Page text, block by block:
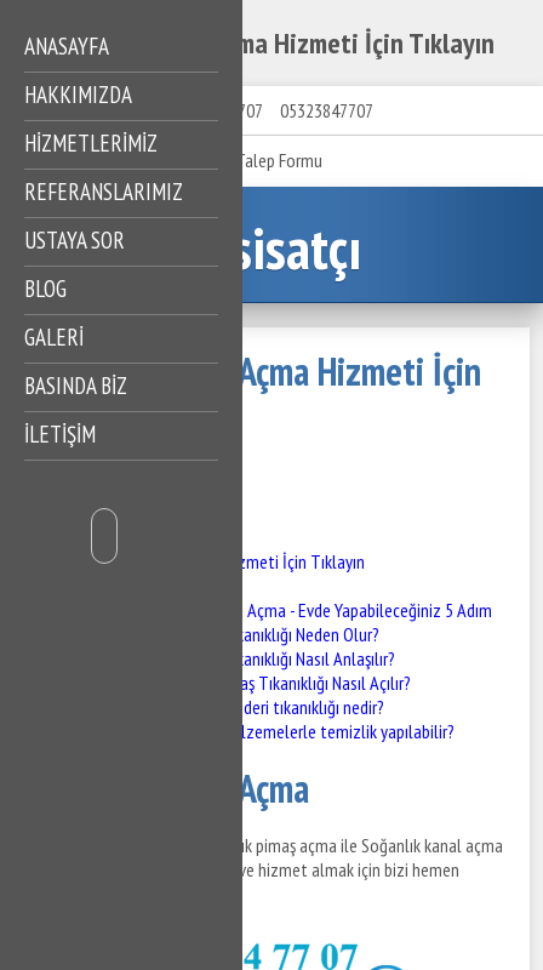
Soğanlık Gider Açma Hizmeti İçin Tıklayın
ANASAYFA
HAKKIMIZDA
HIZMETLERIMIZ
REFERANSLARIMIZ
USTAYA SOR
BLOG
GALERİ
BASINDA BİZ
İLETİŞİM
05323847707 05323847707
Talep Formu
Tesisatçı
Soğanlık Gider Açma Hizmeti İçin
Tıklayın
İçindekiler
Soğanlık Gider Açma Hizmeti İçin Tıklayın
Pimaş Tıkanıklığı Açma - Evde Yapabileceğiniz 5 Adım
Pimaş Tıkanıklığı Neden Olur?
Pimaş Tıkanıklığı Nasıl Anlaşılır?
Evde Pimaş Tıkanıklığı Nasıl Açılır?
Mutfak gideri tıkanıklığı nedir?
Hangi malzemelerle temizlik yapılabilir?
Soğanlık Gider Açma
Soğanlık gider açma ve Soğanlık pimaş açma ile Soğanlık kanal açma
hizmetleri ile ilgili bilgi almak ve hizmet almak için bizi hemen